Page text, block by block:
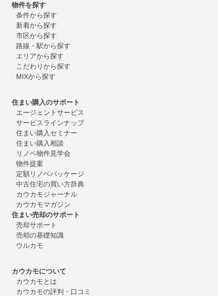
物件を探す
条件から探す
新着から探す
市区から探す
路線・駅から探す
エリアから探す
こだわりから探す
MIXから探す
住まい購入のサポート
エージェントサービス
サービスラインナップ
住まい購入セミナー
住まい購入相談
リノベ物件見学会
物件提案
定額リノベパッケージ
中古住宅の買い方辞典
カウカモジャーナル
カウカモマガジン
住まい売却のサポート
売却サポート
売却の基礎知識
ウルカモ
カウカモについて
カウカモとは
カウカモの評判・口コミ